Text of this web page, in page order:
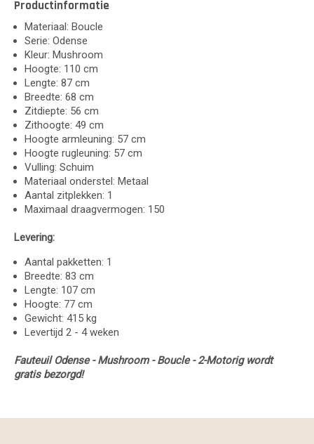
Productinformatie
Materiaal: Boucle
Serie: Odense
Kleur: Mushroom
Hoogte: 110 cm
Lengte: 87 cm
Breedte: 68 cm
Zitdiepte: 56 cm
Zithoogte: 49 cm
Hoogte armleuning: 57 cm
Hoogte rugleuning: 57 cm
Vulling: Schuim
Materiaal onderstel: Metaal
Aantal zitplekken: 1
Maximaal draagvermogen: 150
Levering:
Aantal pakketten: 1
Breedte: 83 cm
Lengte: 107 cm
Hoogte: 77 cm
Gewicht: 415 kg
Levertijd 2 - 4 weken
Fauteuil Odense - Mushroom - Boucle - 2-Motorig wordt
gratis bezorgd!